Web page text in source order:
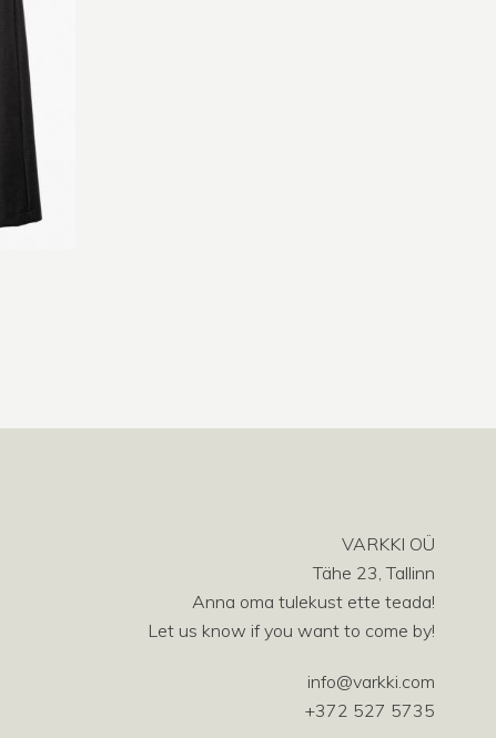
VARKKI OÜ
Tähe 23, Tallinn
Anna oma tulekust ette teada!
Let us know if you want to come by!
info@varkki.com
+372 527 5735